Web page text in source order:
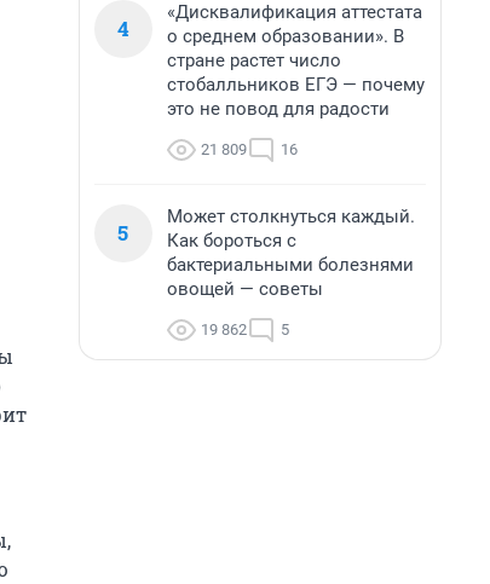
4
«Дисквалификация аттестата
о среднем образовании». В
стране растет число
стобалльников ЕГЭ — почему
это не повод для радости
21 809 16
5
Может столкнуться каждый.
Как бороться с
бактериальными болезнями
овощей — советы
19 862 5